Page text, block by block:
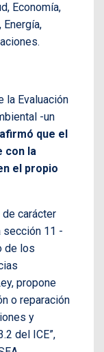
Economía,
la Evaluación
-un
que el
con la
el propio
de carácter
sección 11 -
de los
propone
o reparación
y
del ICE”,